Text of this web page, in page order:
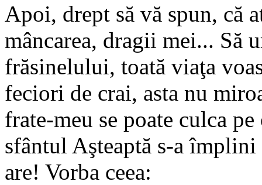
Apoi, drept să vă spun, că
mâncarea, dragii mei... Să
frăsinelului, toată viaţa
feciori de crai, asta nu
frate-meu se poate culca
sfântul Aşteaptă s-a
are! Vorba ceea: